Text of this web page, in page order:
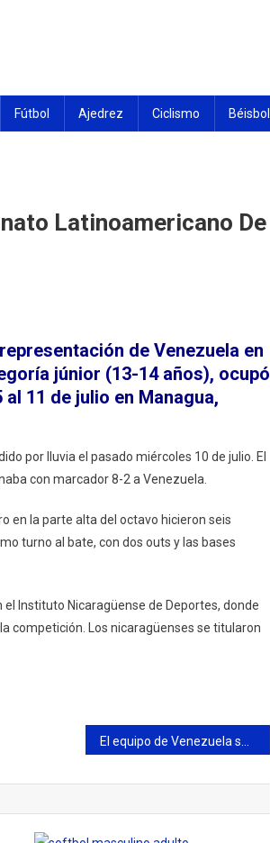
Fútbol Ajedrez Ciclismo Béisbol
Latinoamericano De
de Venezuela en
júnior (13-14 años), ocupó
11 de julio en Managua,
por lluvia el pasado miércoles 10 de julio. El
con marcador 8-2 a Venezuela.
en la parte alta del octavo hicieron seis
turno al bate, con dos outs y las bases
Instituto Nicaragüense de Deportes, donde
competición. Los nicaragüenses se titularon